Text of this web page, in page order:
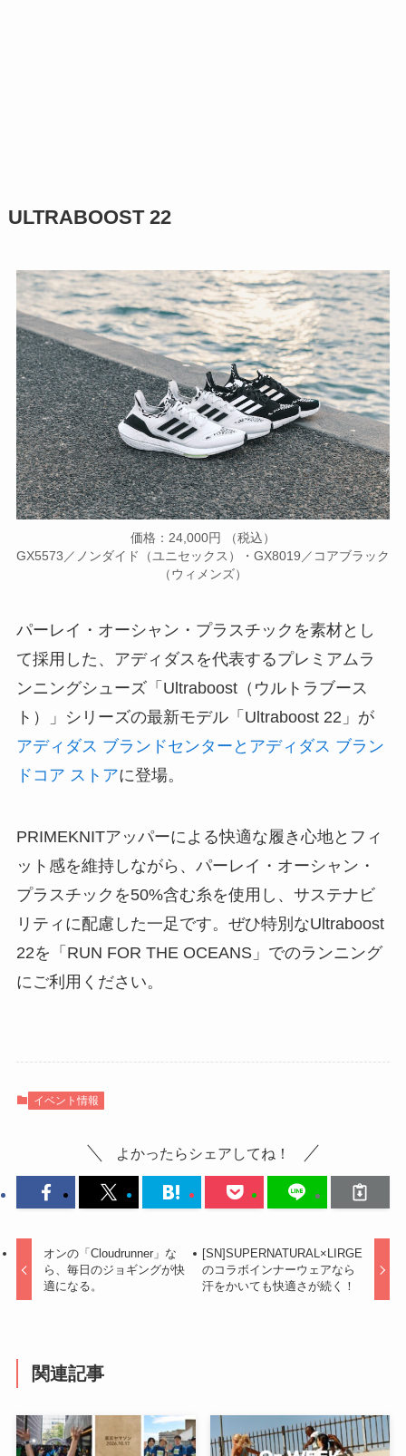
ULTRABOOST 22
価格：24,000円 （税込）
GX5573／ノンダイド（ユニセックス）・GX8019／コアブラック
（ウィメンズ）
パーレイ・オーシャン・プラスチックを素材とし
て採用した、アディダスを代表するプレミアムラ
ンニングシューズ「Ultraboost（ウルトラブース
ト）」シリーズの最新モデル「Ultraboost 22」が
アディダス ブランドセンターとアディダス ブラン
ドコア ストアに登場。
PRIMEKNITアッパーによる快適な履き心地とフィ
ット感を維持しながら、パーレイ・オーシャン・
プラスチックを50%含む糸を使用し、サステナビ
リティに配慮した一足です。ぜひ特別なUltraboost
22を「RUN FOR THE OCEANS」でのランニング
にご利用ください。
イベント情報
よかったらシェアしてね！
オンの「Cloudrunner」な
ら、毎日のジョギングが快
適になる。
[SN]SUPERNATURAL×LIRGE
のコラボインナーウェアなら
汗をかいても快適さが続く！
関連記事